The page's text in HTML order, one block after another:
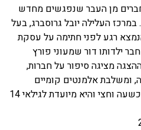
מן העבר שנפגשים מחדש
העלילה יובל גרוסברג, בעל
רגע לפני חתימה על עסקת
ילדותו דור שמעוני פורץ
מציגה סיפור על חברות,
ומשלבת אלמנטים קומיים
ותרבות פופולרית. משך ההצגה כשעה וחצי והיא מיועדת לגילאי 14